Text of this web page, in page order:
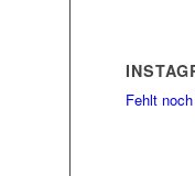
Fehlt